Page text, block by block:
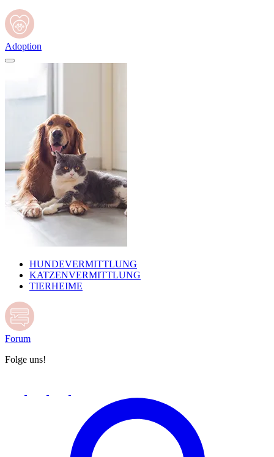
Adoption
HUNDEVERMITTLUNG
KATZENVERMITTLUNG
TIERHEIME
Forum
Folge uns!